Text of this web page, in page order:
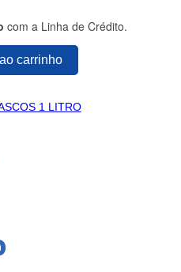
com a Linha de Crédito.
carrinho
1 LITRO